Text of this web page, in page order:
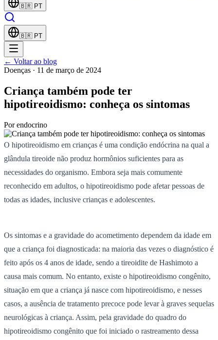
🇧🇷 PT
🇧🇷 PT
← Voltar ao blog
Doenças · 11 de março de 2024
Criança também pode ter
hipotireoidismo: conheça os sintomas
Porendocrino
O hipotireoidismo em crianças é uma condição endócrina na qual a
glândula tireoide não produz hormônios suficientes para as
necessidades do organismo. Embora seja mais comumente
reconhecido em adultos, o hipotireoidismo pode afetar pessoas de
todas as idades, inclusive crianças e adolescentes.
Os sintomas e a gravidade do acometimento dependem da idade em
que a criança foi diagnosticada: na maioria das vezes o diagnóstico é
feito após os 4 anos de idade, sendo a tireoidite de Hashimoto a
causa mais comum. No entanto, existe o hipotireoidismo congênito,
situação em que a criança já nasce com hipotireoidismo, e nesses
casos, a ausência de tratamento precoce pode levar à graves sequelas
neurológicas à criança. Assim, pela gravidade do quadro do
hipotireoidismo congênito que foi iniciado o rastreamento dessa